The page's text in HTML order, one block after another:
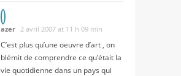
azer 2 avril 2007 at 11 h 09 min
C’est plus qu’une oeuvre d’art , on
blémit de comprendre ce qu’était la
vie quotidienne dans un pays qui